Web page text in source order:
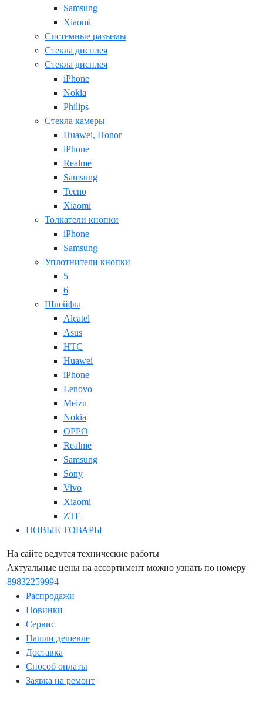
Samsung
Xiaomi
Системные разъемы
Стекла дисплея
Стекла дисплея
iPhone
Nokia
Philips
Стекла камеры
Huawei, Honor
iPhone
Realme
Samsung
Tecno
Xiaomi
Толкатели кнопки
iPhone
Samsung
Уплотнители кнопки
5
6
Шлейфы
Alcatel
Asus
HTC
Huawei
iPhone
Lenovo
Meizu
Nokia
OPPO
Realme
Samsung
Sony
Vivo
Xiaomi
ZTE
НОВЫЕ ТОВАРЫ
На сайте ведутся технические работы
Актуальные цены на ассортимент можно узнать по номеру
89832259994
Распродажи
Новинки
Сервис
Нашли дешевле
Доставка
Способ оплаты
Заявка на ремонт